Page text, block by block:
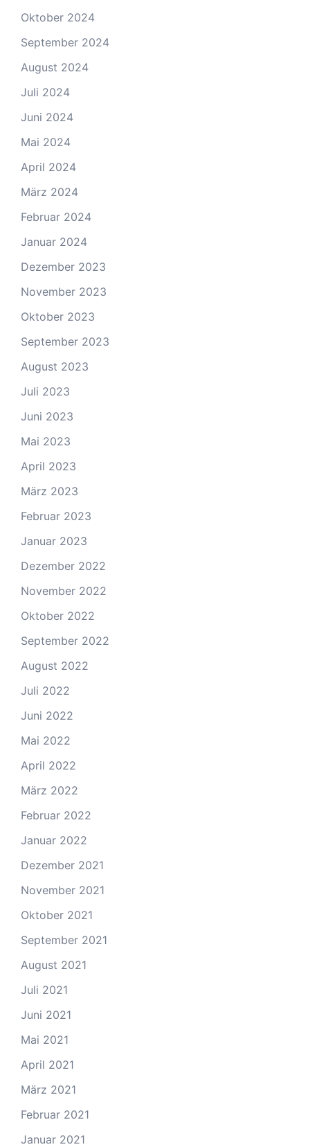
Oktober 2024
September 2024
August 2024
Juli 2024
Juni 2024
Mai 2024
April 2024
März 2024
Februar 2024
Januar 2024
Dezember 2023
November 2023
Oktober 2023
September 2023
August 2023
Juli 2023
Juni 2023
Mai 2023
April 2023
März 2023
Februar 2023
Januar 2023
Dezember 2022
November 2022
Oktober 2022
September 2022
August 2022
Juli 2022
Juni 2022
Mai 2022
April 2022
März 2022
Februar 2022
Januar 2022
Dezember 2021
November 2021
Oktober 2021
September 2021
August 2021
Juli 2021
Juni 2021
Mai 2021
April 2021
März 2021
Februar 2021
Januar 2021